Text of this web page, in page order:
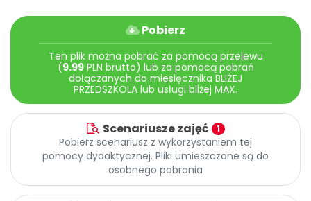
Pobierz
Ten plik można pobrać za pomocą przelewu
(9.99PLN brutto) lub za pomocą pobrań
dołączanych do miesięcznika BLIŻEJ
PRZEDSZKOLA lub usługi bliżej MAX.
Scenariusze zajęć 1
Pobierz scenariusz z wykorzystaniem tej
pomocy dydaktycznej. Pliki umieszczone są do
osobnego pobrania